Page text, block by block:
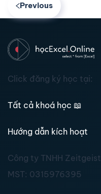
Previous
Click đăng ký học tại:
Tất cả khoá học 📖
Hướng dẫn kích hoạt
Công ty TNHH Zeitgeist
MST: 0315976395